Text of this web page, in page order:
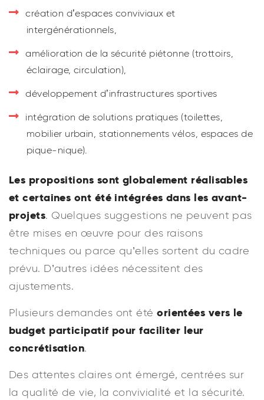
création d’espaces conviviaux et
intergénérationnels,
amélioration de la sécurité piétonne (trottoirs,
éclairage, circulation),
développement d’infrastructures sportives
intégration de solutions pratiques (toilettes,
mobilier urbain, stationnements vélos, espaces de
pique-nique).
Les propositions sont globalement réalisables
et certaines ont été intégrées dans les avant-
projets. Quelques suggestions ne peuvent pas
être mises en œuvre pour des raisons
techniques ou parce qu’elles sortent du cadre
prévu. D’autres idées nécessitent des
ajustements.
Plusieurs demandes ont étéorientées vers le
budget participatif pour faciliter leur
concrétisation.
Des attentes claires ont émergé, centrées sur
la qualité de vie, la convivialité et la sécurité.